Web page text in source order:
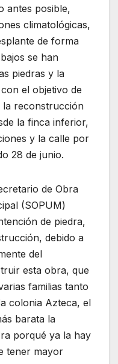
antes posible,
climatológicas,
de forma
se han
piedras y la
el objetivo de
la reconstrucción
la finca inferior,
y la calle por
28 de junio.
de Obra
(SOPUM)
de piedra,
debido a
del
esta obra, que
familias tanto
colonia Azteca, el
barata la
porqué ya la hay
tener mayor